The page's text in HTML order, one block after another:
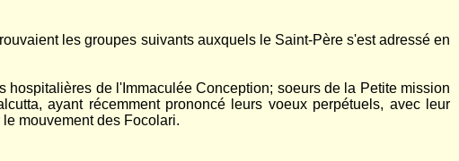
les groupes suivants auxquels le Saint-Père s'est adressé en
de l'Immaculée Conception; soeurs de la Petite mission
ayant récemment prononcé leurs voeux perpétuels, avec leur
mouvement des Focolari.